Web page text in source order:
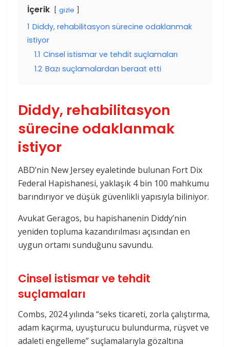
İçerik gizle
1 Diddy, rehabilitasyon sürecine odaklanmak
istiyor
1.1 Cinsel istismar ve tehdit suçlamaları
1.2 Bazı suçlamalardan beraat etti
Diddy, rehabilitasyon
sürecine odaklanmak
istiyor
ABD’nin New Jersey eyaletinde bulunan Fort Dix
Federal Hapishanesi, yaklaşık 4 bin 100 mahkumu
barındırıyor ve düşük güvenlikli yapısıyla biliniyor.
Avukat Geragos, bu hapishanenin Diddy’nin
yeniden topluma kazandırılması açısından en
uygun ortamı sunduğunu savundu.
Cinsel istismar ve tehdit
suçlamaları
Combs, 2024 yılında “seks ticareti, zorla çalıştırma,
adam kaçırma, uyuşturucu bulundurma, rüşvet ve
adaleti engelleme” suçlamalarıyla gözaltına